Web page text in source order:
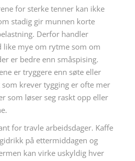
for sterke tenner kan ikke
stadig gir munnen korte
Derfor handler
like mye om rytme som om
er bedre enn småspising.
er tryggere enn søte eller
krever tygging er ofte mer
som løser seg raskt opp eller
for travle arbeidsdager. Kaffe
på ettermiddagen og
kan virke uskyldig hver